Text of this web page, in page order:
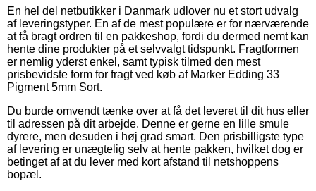
En hel del netbutikker i Danmark udlover nu et stort udvalg
af leveringstyper. En af de mest populære er for nærværende
at få bragt ordren til en pakkeshop, fordi du dermed nemt kan
hente dine produkter på et selvvalgt tidspunkt. Fragtformen
er nemlig yderst enkel, samt typisk tilmed den mest
prisbevidste form for fragt ved køb af Marker Edding 33
Pigment 5mm Sort.
Du burde omvendt tænke over at få det leveret til dit hus eller
til adressen på dit arbejde. Denne er gerne en lille smule
dyrere, men desuden i høj grad smart. Den prisbilligste type
af levering er unægtelig selv at hente pakken, hvilket dog er
betinget af at du lever med kort afstand til netshoppens
bopæl.